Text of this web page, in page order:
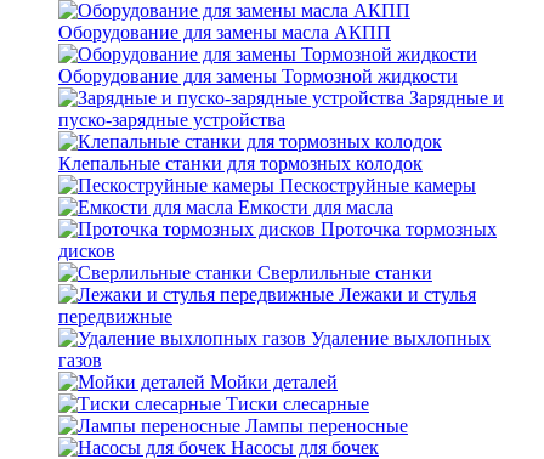
Оборудование для замены масла АКПП
Оборудование для замены Тормозной жидкости
Зарядные и
пуско-зарядные устройства
Клепальные станки для тормозных колодок
Пескоструйные камеры
Емкости для масла
Проточка тормозных
дисков
Сверлильные станки
Лежаки и стулья
передвижные
Удаление выхлопных
газов
Мойки деталей
Тиски слесарные
Лампы переносные
Насосы для бочек